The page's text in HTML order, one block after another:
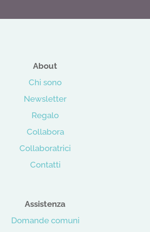
About
Chi sono
Newsletter
Regalo
Collabora
Collaboratrici
Contatti
Assistenza
Domande comuni